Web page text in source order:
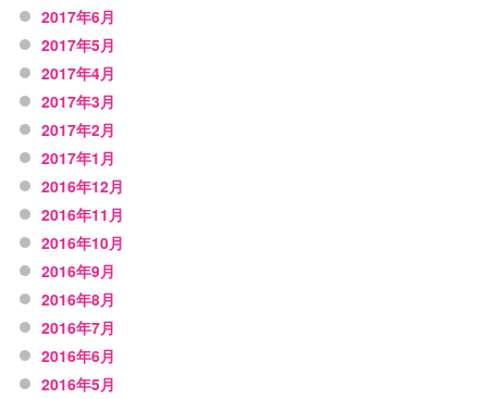
2017年6月
2017年5月
2017年4月
2017年3月
2017年2月
2017年1月
2016年12月
2016年11月
2016年10月
2016年9月
2016年8月
2016年7月
2016年6月
2016年5月